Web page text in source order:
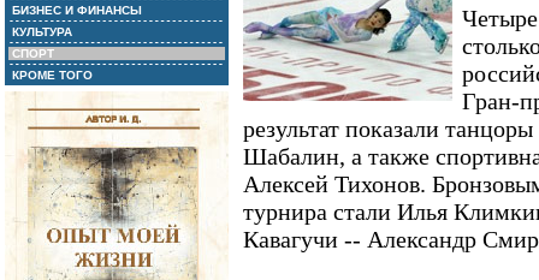
БИЗНЕС И ФИНАНСЫ
КУЛЬТУРА
СПОРТ
КРОМЕ ТОГО
Гран-
результат показали
Шабалин, а также
Алексей Тихонов.
турнира стали Илья
Кавагучи -- Александр